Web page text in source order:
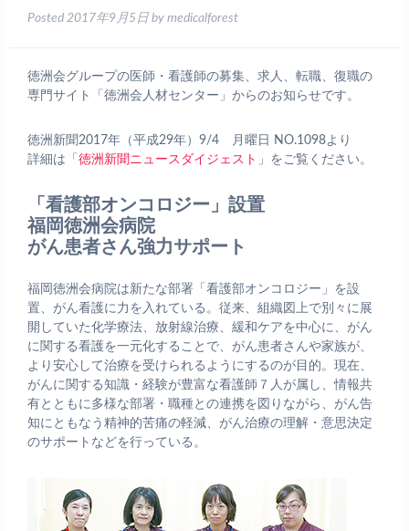
Posted 2017年9月5日 by medicalforest
徳洲会グループの医師・看護師の募集、求人、転職、復職の
専門サイト「徳洲会人材センター」からのお知らせです。
徳洲新聞2017年（平成29年）9/4 月曜日 NO.1098より
詳細は「 徳洲新聞ニュースダイジェスト 」をご覧ください。
「看護部オンコロジー」設置
福岡徳洲会病院
がん患者さん強力サポート
福岡徳洲会病院は新たな部署「看護部オンコロジー」を設
置、がん看護に力を入れている。従来、組織図上で別々に展
開していた化学療法、放射線治療、緩和ケアを中心に、がん
に関する看護を一元化することで、がん患者さんや家族が、
より安心して治療を受けられるようにするのが目的。現在、
がんに関する知識・経験が豊富な看護師７人が属し、情報共
有とともに多様な部署・職種との連携を図りながら、がん告
知にともなう精神的苦痛の軽減、がん治療の理解・意思決定
のサポートなどを行っている。